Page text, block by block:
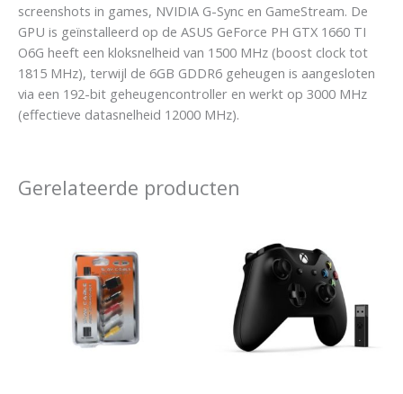
screenshots in games, NVIDIA G-Sync en GameStream. De
GPU is geïnstalleerd op de ASUS GeForce PH GTX 1660 TI
O6G heeft een kloksnelheid van 1500 MHz (boost clock tot
1815 MHz), terwijl de 6GB GDDR6 geheugen is aangesloten
via een 192-bit geheugencontroller en werkt op 3000 MHz
(effectieve datasnelheid 12000 MHz).
Gerelateerde producten